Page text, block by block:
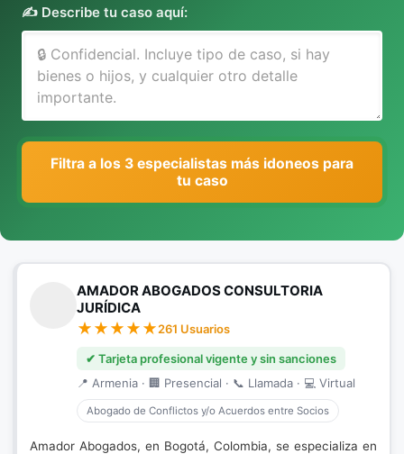
✍️ Describe tu caso aquí:
Filtra a los 3 especialistas más idoneos para
tu caso
AMADOR ABOGADOS CONSULTORIA
JURÍDICA
261 Usuarios
✔ Tarjeta profesional vigente y sin sanciones
📍 Armenia · 🏢 Presencial · 📞 Llamada · 💻 Virtual
Abogado de Conflictos y/o Acuerdos entre Socios
Amador Abogados, en Bogotá, Colombia, se especializa en